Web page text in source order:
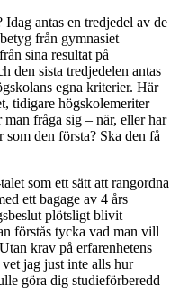
antas en tredjedel av de
från gymnasiet
sina resultat på
den sista tredjedelen antas
egna kriterier. Här
tidigare högskolemeriter
fråga sig – när, eller har
den första? Ska den få
som ett sätt att rangordna
ett bagage av 4 års
plötsligt blivit
förstås tycka vad man vill
krav på erfarenhetens
jag just inte alls hur
göra dig studieförberedd